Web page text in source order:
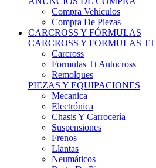
Compra Vehículos
Compra De Piezas
CARCROSS Y FÓRMULAS
CARCROSS Y FORMULAS TT
Carcross
Formulas Tt Autocross
Remolques
PIEZAS Y EQUIPACIONES
Mecanica
Electrónica
Chasis Y Carrocería
Suspensiones
Frenos
Llantas
Neumáticos